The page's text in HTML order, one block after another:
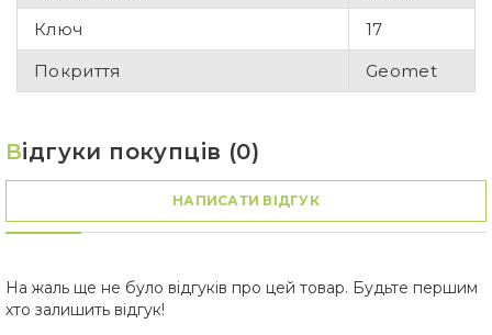
Ключ
17
Покриття
Geomet
Відгуки покупців (0)
НАПИСАТИ ВІДГУК
На жаль ще не було відгуків про цей товар. Будьте першим
хто залишить відгук!